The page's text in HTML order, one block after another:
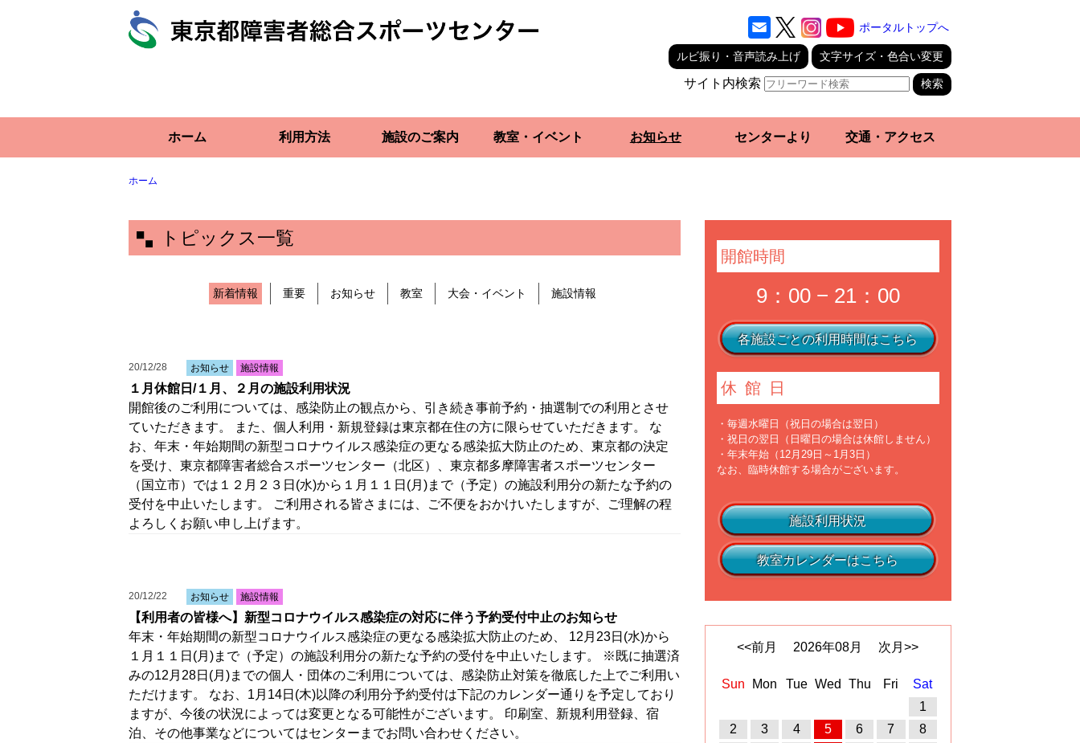
ポータルトップへ
ルビ振り・音声読み上げ 文字サイズ・色合い変更
サイト内検索
ホーム 利用方法 施設のご案内 教室・イベント お知らせ センターより 交通・アクセス
ホーム
トピックス一覧
新着情報 重要 お知らせ 教室 大会・イベント 施設情報
20/12/28 お知らせ 施設情報
１月休館日/１月、２月の施設利用状況
開館後のご利用については、感染防止の観点から、引き続き事前予約・抽選制での利用とさせ
ていただきます。 また、個人利用・新規登録は東京都在住の方に限らせていただきます。 な
お、年末・年始期間の新型コロナウイルス感染症の更なる感染拡大防止のため、東京都の決定
を受け、東京都障害者総合スポーツセンター（北区）、東京都多摩障害者スポーツセンター
（国立市）では１２月２３日(水)から１月１１日(月)まで（予定）の施設利用分の新たな予約の
受付を中止いたします。 ご利用される皆さまには、ご不便をおかけいたしますが、ご理解の程
よろしくお願い申し上げます。
20/12/22 お知らせ 施設情報
【利用者の皆様へ】新型コロナウイルス感染症の対応に伴う予約受付中止のお知らせ
年末・年始期間の新型コロナウイルス感染症の更なる感染拡大防止のため、 12月23日(水)から
１月１１日(月)まで（予定）の施設利用分の新たな予約の受付を中止いたします。 ※既に抽選済
みの12月28日(月)までの個人・団体のご利用については、感染防止対策を徹底した上でご利用い
ただけます。 なお、1月14日(木)以降の利用分予約受付は下記のカレンダー通りを予定しており
ますが、今後の状況によっては変更となる可能性がございます。 印刷室、新規利用登録、宿
泊、その他事業などについてはセンターまでお問い合わせください。
開館時間
9：00 − 21：00
各施設ごとの利用時間はこちら
休館日
・毎週水曜日（祝日の場合は翌日）
・祝日の翌日（日曜日の場合は休館しません）
・年末年始（12月29日～1月3日）
なお、臨時休館する場合がございます。
施設利用状況
教室カレンダーはこちら
<<前月 2026年08月 次月>>
Sun Mon Tue Wed Thu Fri
Sat
1
2
3 4 5 6 7
8